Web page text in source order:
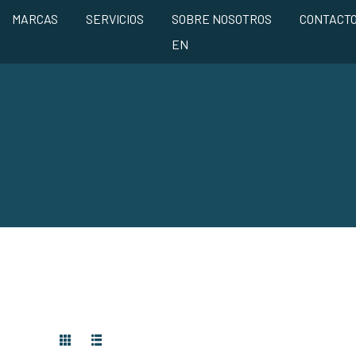
MARCAS SERVICIOS SOBRE NOSOTROS
EN